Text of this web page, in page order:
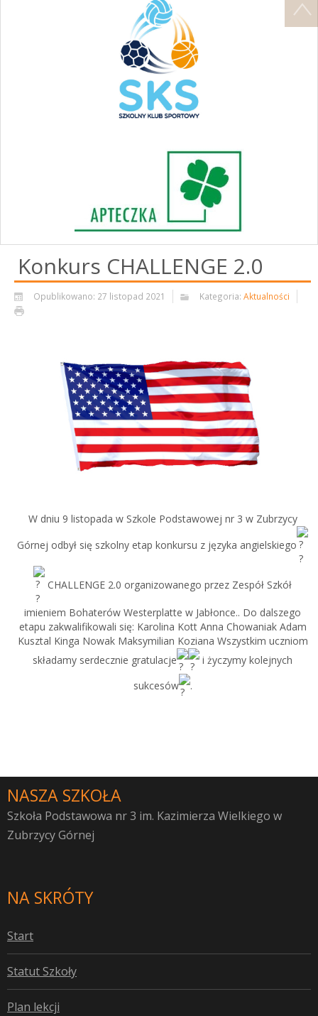
Konkurs CHALLENGE 2.0
Opublikowano: 27 listopad 2021 Kategoria: Aktualności
W dniu 9 listopada w Szkole Podstawowej nr 3 w Zubrzycy
Górnej odbył się szkolny etap konkursu z języka angielskiego
CHALLENGE 2.0 organizowanego przez Zespół Szkół
imieniem Bohaterów Westerplatte w Jabłonce.. Do dalszego
etapu zakwalifikowali się: Karolina Kott Anna Chowaniak Adam
Kusztal Kinga Nowak Maksymilian Koziana Wszystkim uczniom
składamy serdecznie gratulacje
i życzymy kolejnych
sukcesów
.
NASZA SZKOŁA
Szkoła Podstawowa nr 3 im. Kazimierza Wielkiego w
Zubrzycy Górnej
NA SKRÓTY
Start
Statut Szkoły
Plan lekcji